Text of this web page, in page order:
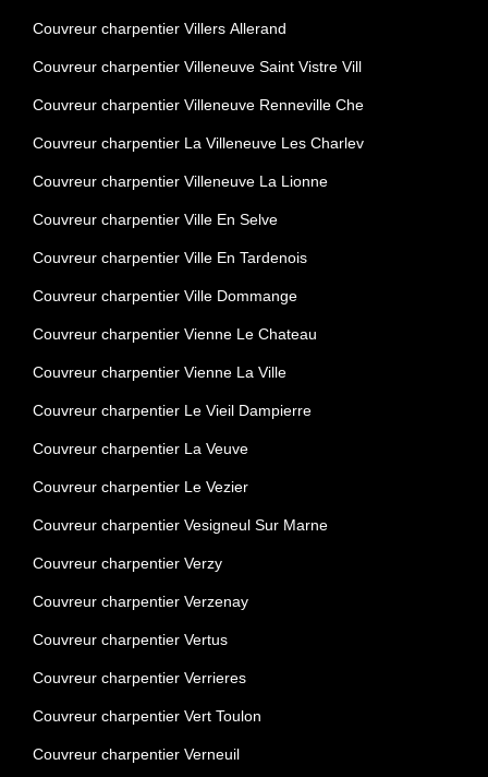
Couvreur charpentier Villers Allerand
Couvreur charpentier Villeneuve Saint Vistre Vill
Couvreur charpentier Villeneuve Renneville Che
Couvreur charpentier La Villeneuve Les Charlev
Couvreur charpentier Villeneuve La Lionne
Couvreur charpentier Ville En Selve
Couvreur charpentier Ville En Tardenois
Couvreur charpentier Ville Dommange
Couvreur charpentier Vienne Le Chateau
Couvreur charpentier Vienne La Ville
Couvreur charpentier Le Vieil Dampierre
Couvreur charpentier La Veuve
Couvreur charpentier Le Vezier
Couvreur charpentier Vesigneul Sur Marne
Couvreur charpentier Verzy
Couvreur charpentier Verzenay
Couvreur charpentier Vertus
Couvreur charpentier Verrieres
Couvreur charpentier Vert Toulon
Couvreur charpentier Verneuil